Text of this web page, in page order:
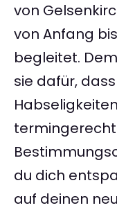
von
von Anfang
begleitet.
sie dafür,
du dich
auf deinen